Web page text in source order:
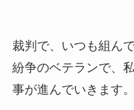
裁判で、いつも組ん
紛争のベテランで、
事が進んでいきます。